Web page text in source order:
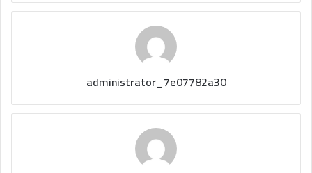
administrator_7e07782a30